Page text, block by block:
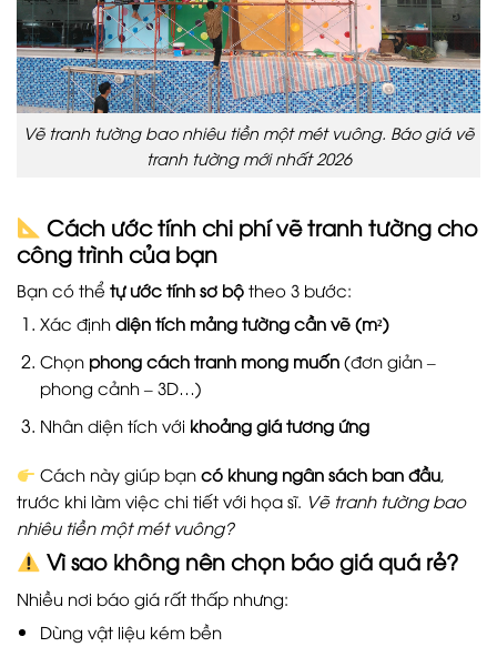
Vẽ tranh tường bao nhiêu tiền một mét vuông. Báo giá vẽ
tranh tường mới nhất 2026
Cách ước tính chi phí vẽ tranh tường cho
công trình của bạn
Bạn có thể tự ước tính sơ bộ theo 3 bước:
Xác định diện tích mảng tường cần vẽ (m²)
Chọn phong cách tranh mong muốn(đơn giản –
phong cảnh – 3D…)
Nhân diện tích với khoảng giá tương ứng
Cách này giúp bạncó khung ngân sách ban đầu,
trước khi làm việc chi tiết với họa sĩ. Vẽ tranh tường bao
nhiêu tiền một mét vuông?
Vì sao không nên chọn báo giá quá rẻ?
Nhiều nơi báo giá rất thấp nhưng:
Dùng vật liệu kém bền